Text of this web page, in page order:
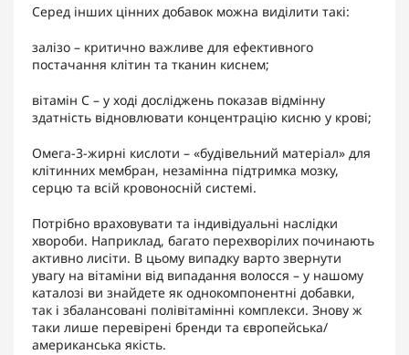
Серед інших цінних добавок можна виділити такі:
залізо – критично важливе для ефективного
постачання клітин та тканин киснем;
вітамін С – у ході досліджень показав відмінну
здатність відновлювати концентрацію кисню у крові;
Омега-3-жирні кислоти – «будівельний матеріал» для
клітинних мембран, незамінна підтримка мозку,
серцю та всій кровоносній системі.
Потрібно враховувати та індивідуальні наслідки
хвороби. Наприклад, багато перехворілих починають
активно лисіти. В цьому випадку варто звернути
увагу на вітаміни від випадання волосся – у нашому
каталозі ви знайдете як однокомпонентні добавки,
так і збалансовані полівітамінні комплекси. Знову ж
таки лише перевірені бренди та європейська/
американська якість.